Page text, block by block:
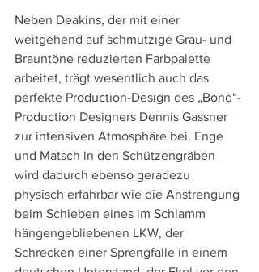
Neben Deakins, der mit einer
weitgehend auf schmutzige Grau- und
Brauntöne reduzierten Farbpalette
arbeitet, trägt wesentlich auch das
perfekte Production-Design des „Bond“-
Production Designers Dennis Gassner
zur intensiven Atmosphäre bei. Enge
und Matsch in den Schützengräben
wird dadurch ebenso geradezu
physisch erfahrbar wie die Anstrengung
beim Schieben eines im Schlamm
hängengebliebenen LKW, der
Schrecken einer Sprengfalle in einem